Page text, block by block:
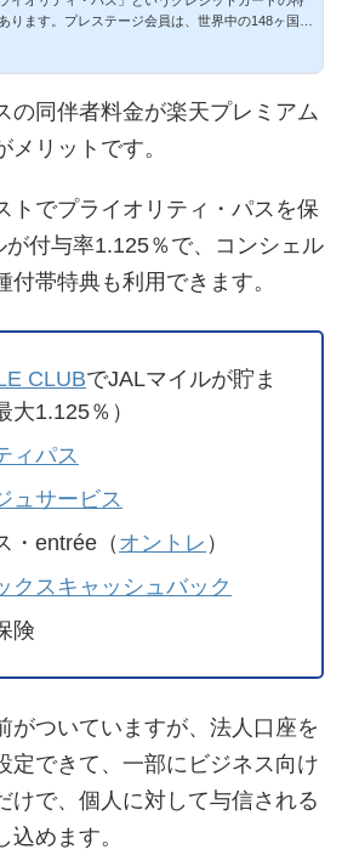
カードより圧倒的に便利！
ります。プレステージ会員は、世界中の148ヶ国、
の同伴者料金が楽天プレミアム
メリットです。
トでプライオリティ・パスを保
付与率1.125％で、コンシェル
付帯特典も利用できます。
CLUBでJALマイルが貯ま
大1.125％）
ィパス
ュサービス
・entrée（ オントレ ）
クスキャッシュバック
険
がついていますが、法人口座を
定できて、一部にビジネス向け
けで、個人に対して与信される
めます。